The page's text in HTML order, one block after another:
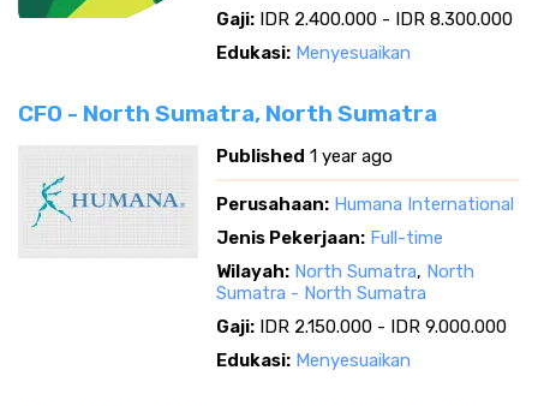
Gaji: IDR 2.400.000 - IDR 8.300.000
Edukasi: Menyesuaikan
CFO - North Sumatra, North Sumatra
Published 1 year ago
Perusahaan: Humana International
Jenis Pekerjaan: Full-time
Wilayah: North Sumatra, North
Sumatra - North Sumatra
Gaji: IDR 2.150.000 - IDR 9.000.000
Edukasi: Menyesuaikan